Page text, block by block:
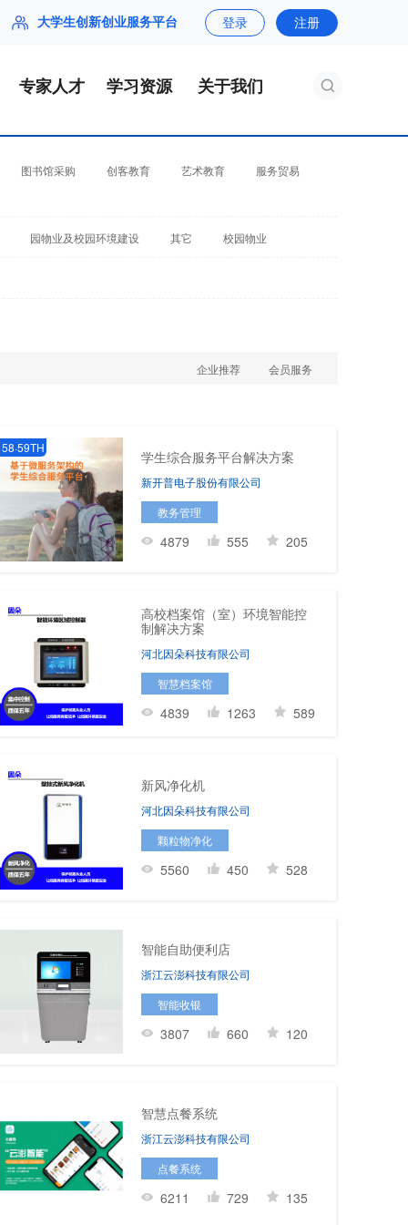
大学生创新创业服务平台 登录 注册
专家人才 学习资源 关于我们
图书馆采购 创客教育 艺术教育
服务贸易
园物业及校园环境建设 其它 校园物业
企业推荐 会员服务
58·59TH 学生综合服务平台解决方案
新开普电子股份有限公司
教务管理
4879 555 205
高校档案馆（室）环境智能控
制解决方案
河北因朵科技有限公司
智慧档案馆
4839 1263 589
新风净化机
河北因朵科技有限公司
颗粒物净化
5560 450 528
智能自助便利店
浙江云澎科技有限公司
智能收银
3807 660 120
智慧点餐系统
浙江云澎科技有限公司
点餐系统
6211 729 135